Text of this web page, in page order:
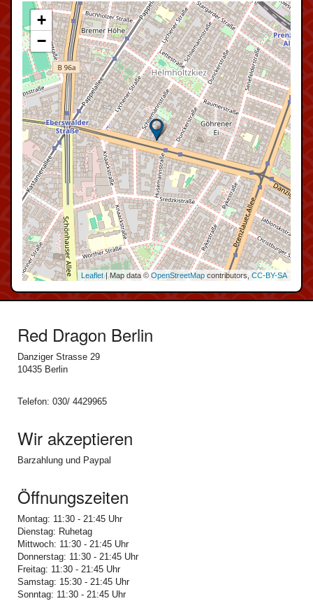
+
−
Leaflet| Map data ©OpenStreetMap contributors, CC-BY-SA
Red Dragon Berlin
Danziger Strasse 29
10435 Berlin
Telefon: 030/ 4429965
Wir akzeptieren
Barzahlung und Paypal
Öffnungszeiten
Montag: 11:30 - 21:45 Uhr
Dienstag: Ruhetag
Mittwoch: 11:30 - 21:45 Uhr
Donnerstag: 11:30 - 21:45 Uhr
Freitag: 11:30 - 21:45 Uhr
Samstag: 15:30 - 21:45 Uhr
Sonntag: 11:30 - 21:45 Uhr